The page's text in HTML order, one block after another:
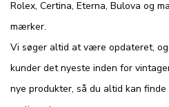
Rolex, Certina, Eterna, Bulova og
mærker.
Vi søger altid at være opdateret,
kunder det nyeste inden for
nye produkter, så du altid kan